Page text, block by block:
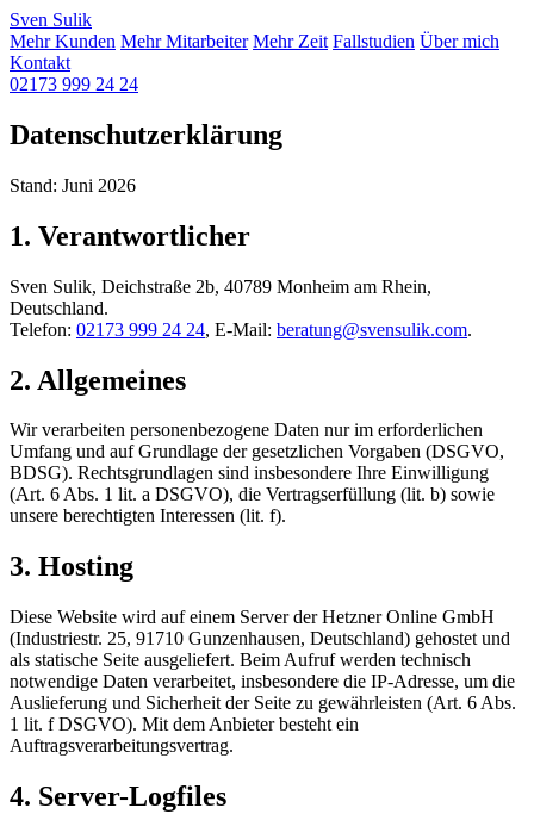
Sven Sulik
Mehr Kunden Mehr Mitarbeiter Mehr Zeit Fallstudien Über mich
Kontakt
02173 999 24 24
Datenschutzerklärung
Stand: Juni 2026
1. Verantwortlicher
Sven Sulik, Deichstraße 2b, 40789 Monheim am Rhein,
Deutschland.
Telefon: 02173 999 24 24, E-Mail: beratung@svensulik.com.
2. Allgemeines
Wir verarbeiten personenbezogene Daten nur im erforderlichen
Umfang und auf Grundlage der gesetzlichen Vorgaben (DSGVO,
BDSG). Rechtsgrundlagen sind insbesondere Ihre Einwilligung
(Art. 6 Abs. 1 lit. a DSGVO), die Vertragserfüllung (lit. b) sowie
unsere berechtigten Interessen (lit. f).
3. Hosting
Diese Website wird auf einem Server der Hetzner Online GmbH
(Industriestr. 25, 91710 Gunzenhausen, Deutschland) gehostet und
als statische Seite ausgeliefert. Beim Aufruf werden technisch
notwendige Daten verarbeitet, insbesondere die IP-Adresse, um die
Auslieferung und Sicherheit der Seite zu gewährleisten (Art. 6 Abs.
1 lit. f DSGVO). Mit dem Anbieter besteht ein
Auftragsverarbeitungsvertrag.
4. Server-Logfiles